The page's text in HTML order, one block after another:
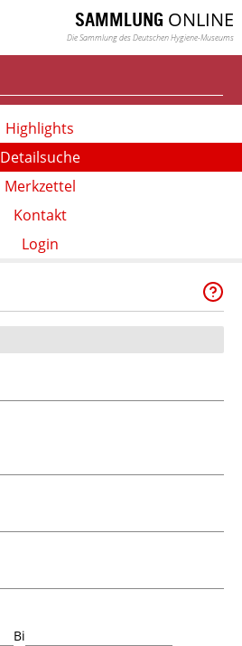
SAMMLUNG ONLINE
Die Sammlung des Deutschen Hygiene-Museums
Highlights
Detailsuche
Merkzettel
Kontakt
Login
Bis: